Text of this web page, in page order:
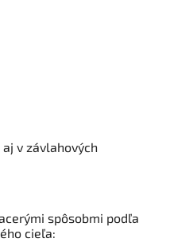
v závlahových
spôsobmi podľa
cieľa: